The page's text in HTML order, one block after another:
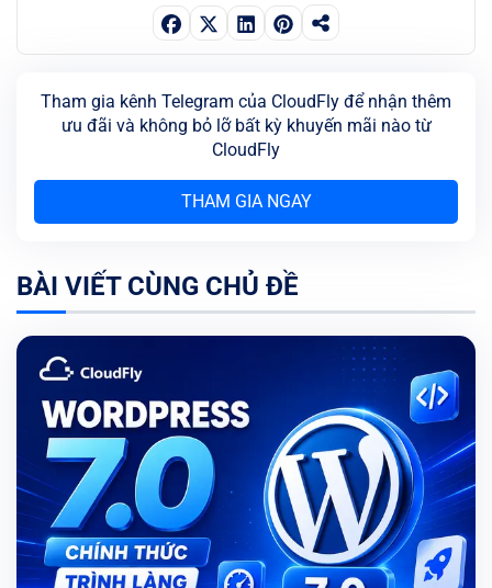
Tham gia kênh Telegram của CloudFly để nhận thêm
ưu đãi và không bỏ lỡ bất kỳ khuyến mãi nào từ
CloudFly
THAM GIA NGAY
BÀI VIẾT CÙNG CHỦ ĐỀ